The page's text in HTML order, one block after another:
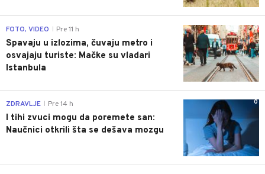
0
FOTO, VIDEO Pre 11 h
Spavaju u izlozima, čuvaju metro i
osvajaju turiste: Mačke su vladari
Istanbula
0
ZDRAVLJE Pre 14 h
I tihi zvuci mogu da poremete san:
Naučnici otkrili šta se dešava mozgu